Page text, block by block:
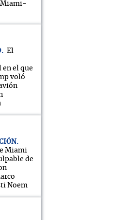
Miami-
El
en el que
voló
Miami
de
Noem